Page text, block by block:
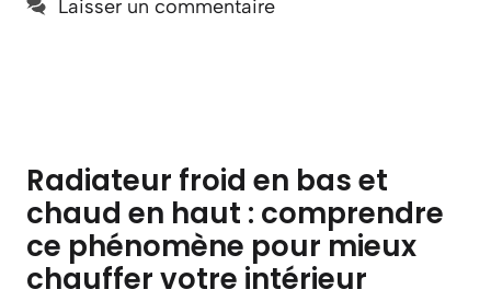
Laisser un commentaire
Radiateur froid en bas et
chaud en haut : comprendre
ce phénomène pour mieux
chauffer votre intérieur